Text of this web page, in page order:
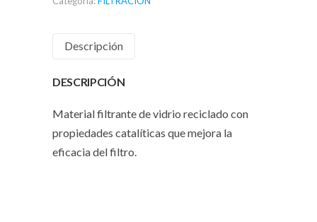
Descripción
DESCRIPCIÓN
Material filtrante de vidrio reciclado con
propiedades catalíticas que mejora la
eficacia del filtro.